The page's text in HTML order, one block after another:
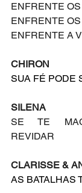
ENFRENTE
ENFRENTE
ENFRENTE A
CHIRON
SUA FÉ PODE
SILENA
SE TE
REVIDAR
CLARISSE &
AS BATALHAS